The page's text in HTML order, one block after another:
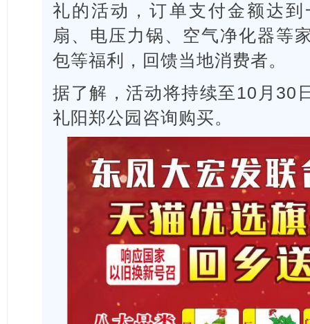
礼的活动，订单支付金额达
扇、电压力锅、空气净化器等
包等福利，回馈当地消费者。
据了解，活动将持续至10月30
礼阳郑公园咨询购买。